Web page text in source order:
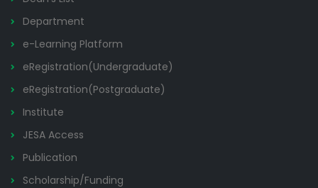
Department
e-Learning Platform
eRegistration(Undergraduate)
eRegistration(Postgraduate)
Institute
JESA Access
Publication
Scholarship/Funding